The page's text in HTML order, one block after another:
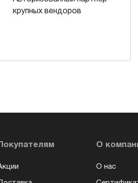
крупных вендоров
Покупателям О
О нас